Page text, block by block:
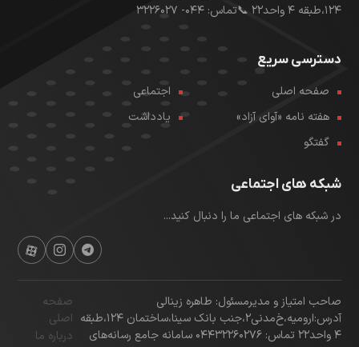
۱۲۴،طبقه ۴ واحد۲۲ 📞تماس: ۰۴۴- ۳۲۲۶۰۲۷
دسترسی سریع
صفحه اصلی
اجتماعی
هفته نامه «آوای آزاد»
یادداشت
گفتگو
شبکه های اجتماعی
در شبکه های اجتماعی ما را دنبال کنید...
صاحب امتیاز و مدیرمسئول: طاهره زینالی
آدرس:ارومیه،خ‌مدنی۲،جنب بانک سینا،ساختمان ۱۲۴،طبقه
۴ واحد۲۲ تماس: 04432260276 سامانه جامع رسانه‌های
صفحه
اصلی
درباره ما